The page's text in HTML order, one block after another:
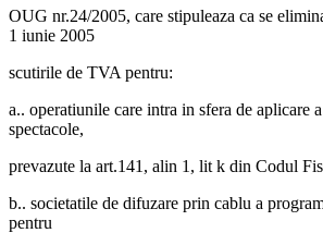
OUG nr.24/2005, care stipuleaza ca se
1 iunie 2005
scutirile de TVA pentru:
a.. operatiunile care intra in sfera de aplicare
spectacole,
prevazute la art.141, alin 1, lit k din Codul
b.. societatile de difuzare prin cablu a
pentru